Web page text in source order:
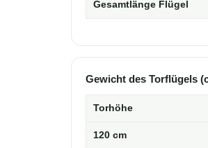
Gesamtlänge Flügel
Gewicht des Torflügels
Torhöhe
120 cm